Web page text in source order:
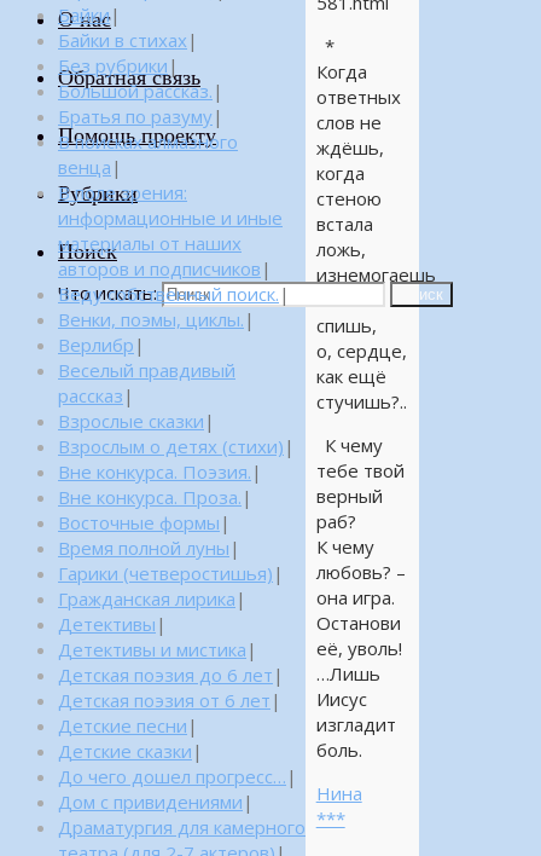
О нас
Обратная связь
Помощь проекту
Рубрики
Поиск
Что искать: Поиск
*
Когда
ответных
слов не
ждёшь,
когда
стеною
встала
ложь,
изнемогаешь
и не
спишь,
о, сердце,
как ещё
стучишь?..
К чему
тебе твой
верный
раб?
К чему
любовь? –
она игра.
Останови
её, уволь!
…Лишь
Иисус
изгладит
боль.
Нина
***
Байки|
Байки в стихах |
Без рубрики |
Большой рассказ. |
Братья по разуму|
В поисках алмазного
венца |
В поле зрения:
информационные и иные
материалы от наших
авторов и подписчиков |
Веду собственный поиск. |
Венки, поэмы, циклы. |
Верлибр |
Веселый правдивый
рассказ |
Взрослые сказки |
Взрослым о детях (стихи) |
Вне конкурса. Поэзия. |
Вне конкурса. Проза. |
Восточные формы |
Время полной луны |
Гарики (четверостишья) |
Гражданская лирика |
Детективы |
Детективы и мистика |
Детская поэзия до 6 лет |
Детская поэзия от 6 лет |
Детские песни |
Детские сказки |
До чего дошел прогресс… |
Дом с привидениями |
Драматургия для камерного